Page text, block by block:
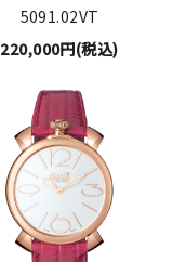
5091.02VT
220,000円(税込)